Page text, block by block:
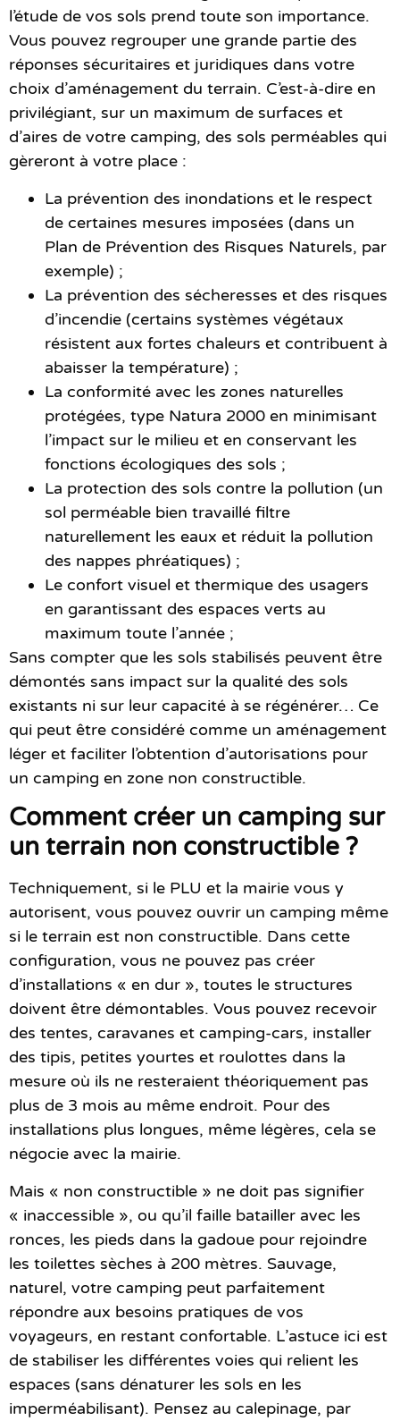
l’étude de vos sols prend toute son importance.
Vous pouvez regrouper une grande partie des
réponses sécuritaires et juridiques dans votre
choix d’aménagement du terrain. C’est-à-dire en
privilégiant, sur un maximum de surfaces et
d’aires de votre camping, des sols perméables qui
gèreront à votre place :
La prévention des inondations et le respect
de certaines mesures imposées (dans un
Plan de Prévention des Risques Naturels, par
exemple) ;
La prévention des sécheresses et des risques
d’incendie (certains systèmes végétaux
résistent aux fortes chaleurs et contribuent à
abaisser la température) ;
La conformité avec les zones naturelles
protégées, type Natura 2000 en minimisant
l’impact sur le milieu et en conservant les
fonctions écologiques des sols ;
La protection des sols contre la pollution (un
sol perméable bien travaillé filtre
naturellement les eaux et réduit la pollution
des nappes phréatiques) ;
Le confort visuel et thermique des usagers
en garantissant des espaces verts au
maximum toute l’année ;
Sans compter que les sols stabilisés peuvent être
démontés sans impact sur la qualité des sols
existants ni sur leur capacité à se régénérer… Ce
qui peut être considéré comme un aménagement
léger et faciliter l’obtention d’autorisations pour
un camping en zone non constructible.
Comment créer un camping sur
un terrain non constructible ?
Techniquement, si le PLU et la mairie vous y
autorisent, vous pouvez ouvrir un camping même
si le terrain est non constructible. Dans cette
configuration, vous ne pouvez pas créer
d’installations « en dur », toutes le structures
doivent être démontables. Vous pouvez recevoir
des tentes, caravanes et camping-cars, installer
des tipis, petites yourtes et roulottes dans la
mesure où ils ne resteraient théoriquement pas
plus de 3 mois au même endroit. Pour des
installations plus longues, même légères, cela se
négocie avec la mairie.
Mais « non constructible » ne doit pas signifier
« inaccessible », ou qu’il faille batailler avec les
ronces, les pieds dans la gadoue pour rejoindre
les toilettes sèches à 200 mètres. Sauvage,
naturel, votre camping peut parfaitement
répondre aux besoins pratiques de vos
voyageurs, en restant confortable. L’astuce ici est
de stabiliser les différentes voies qui relient les
espaces (sans dénaturer les sols en les
imperméabilisant). Pensez au calepinage, par